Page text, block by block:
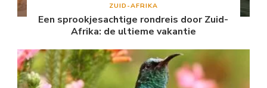
ZUID-AFRIKA
Een sprookjesachtige rondreis door Zuid-
Afrika: de ultieme vakantie